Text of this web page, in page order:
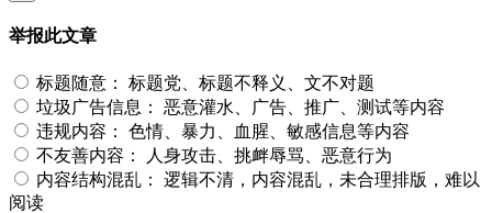
举报此文章
标题随意： 标题党、标题不释义、文不对题
垃圾广告信息： 恶意灌水、广告、推广、测试等内容
违规内容： 色情、暴力、血腥、敏感信息等内容
不友善内容：
人身攻击、挑衅辱骂、恶意行为
内容结构混乱： 逻辑不清，内容混乱，未合理排版，难以
阅读